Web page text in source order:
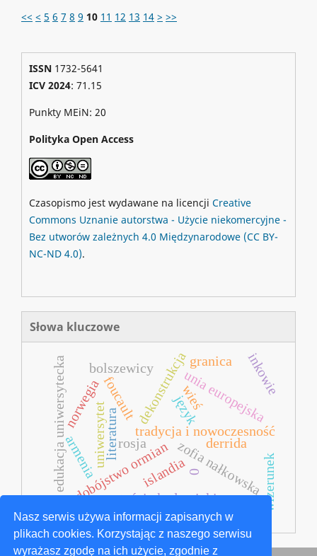
Nasz serwis używa informacji zapisanych w
plikach cookies. Korzystając z naszego serwisu
wyrażasz zgodę na ich użycie, zgodnie z
<< < 5 6 7 8 9 10 11 12 13 14 > >>
ISSN1732-5641
ICV 2024: 71.15
Punkty MEiN: 20
Polityka Open Access
Czasopismo jest wydawane na licencji Creative
Commons Uznanie autorstwa - Użycie niekomercyjne -
Bez utworów zależnych 4.0 Międzynarodowe (CC BY-
NC-ND 4.0).
Słowa kluczowe
rosja
tradycja i nowoczesność
ludobójstwo ormian 0
literatura
zofia nałkowska
uniwersytet
wartości akademickie
edukacja uniwersytecka dekonstrukcja
derrida
foucault język
bolszewicy unia europejska
armenia islandia
norwegia
granica inkowie
wizerunek
wieś